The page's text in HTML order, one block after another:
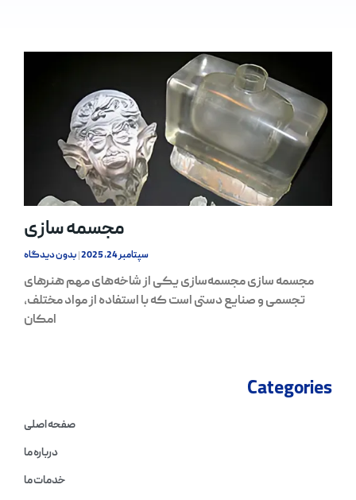
مجسمه سازی
سپتامبر 24, 2025 بدون دیدگاه
مجسمه سازی مجسمه‌سازی یکی از شاخه‌های مهم هنرهای
تجسمی و صنایع دستی است که با استفاده از مواد مختلف،
امکان
Categories
صفحه اصلی
درباره ما
خدمات ما